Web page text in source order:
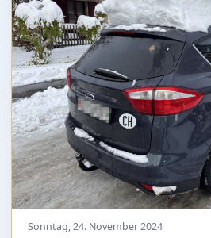
Sonntag, 24. November 2024